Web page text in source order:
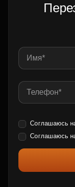
Соглашаюсь
Соглашаюсь